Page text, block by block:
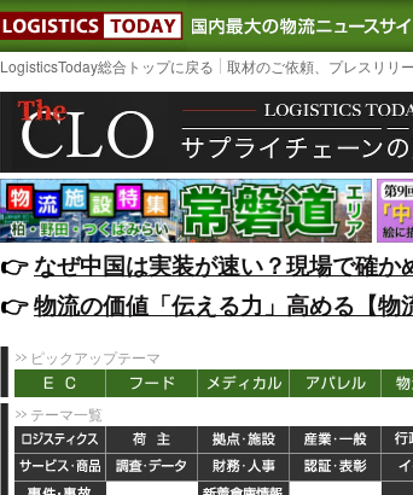
LOGISTICS TODAY｜国
LogisticsToday総合トップに戻る 取材のご依頼、プレスリリ
👉️なぜ中国は実装が速い？現場で確か
👉️物流の価値「伝える力」高める【
ピックアップテーマ
テーマ一覧